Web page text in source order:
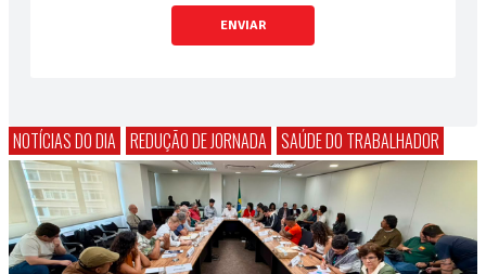
ENVIAR
NOTÍCIAS DO DIA REDUÇÃO DE JORNADA SAÚDE DO TRABALHADOR